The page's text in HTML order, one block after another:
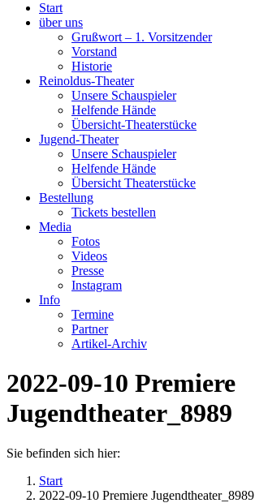
Start
über uns
Grußwort – 1. Vorsitzender
Vorstand
Historie
Reinoldus-Theater
Unsere Schauspieler
Helfende Hände
Übersicht-Theaterstücke
Jugend-Theater
Unsere Schauspieler
Helfende Hände
Übersicht Theaterstücke
Bestellung
Tickets bestellen
Media
Fotos
Videos
Presse
Instagram
Info
Termine
Partner
Artikel-Archiv
2022-09-10 Premiere
Jugendtheater_8989
Sie befinden sich hier:
Start
2022-09-10 Premiere Jugendtheater_8989